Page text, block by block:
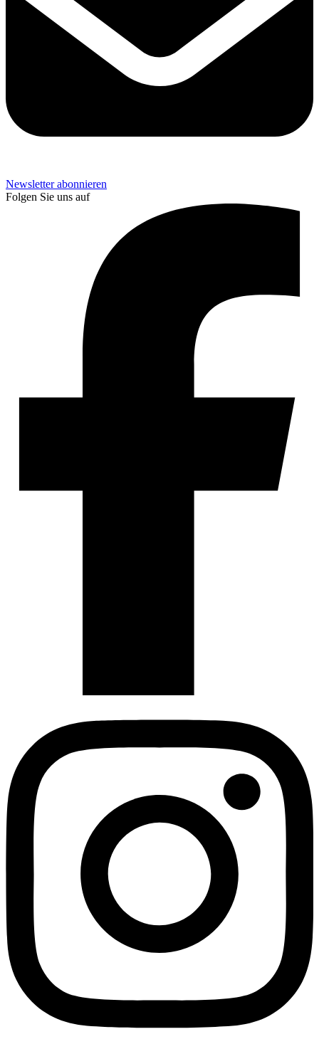
Newsletter abonnieren
Folgen Sie uns auf